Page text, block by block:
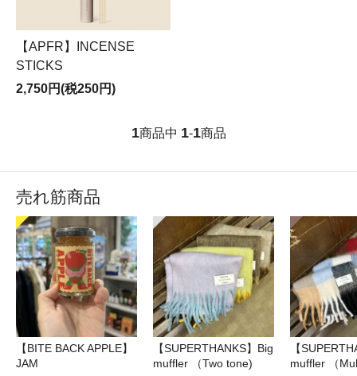
【APFR】INCENSE
STICKS
2,750円(税250円)
1商品中 1-1商品
売れ筋商品
【BITE BACK APPLE】
JAM
【SUPERTHANKS】Big
muffler （Two tone)
【
muffler （